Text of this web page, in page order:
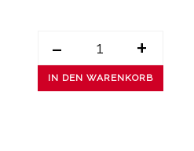
- +
IN DEN WARENKORB